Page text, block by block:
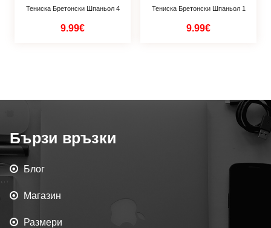
Тениска Бретонски Шпаньол 4
9.99€
Тениска Бретонски Шпаньол 1
9.99€
Бързи връзки
Блог
Магазин
Размери